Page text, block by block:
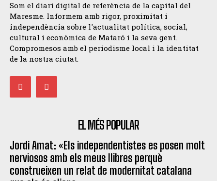
Som el diari digital de referència de la capital del
Maresme. Informem amb rigor, proximitat i
independència sobre l'actualitat política, social,
cultural i econòmica de Mataró i la seva gent.
Compromesos amb el periodisme local i la identitat
de la nostra ciutat.
EL MÉS POPULAR
Jordi Amat: «Els independentistes es posen molt
nerviosos amb els meus llibres perquè
construeixen un relat de modernitat catalana